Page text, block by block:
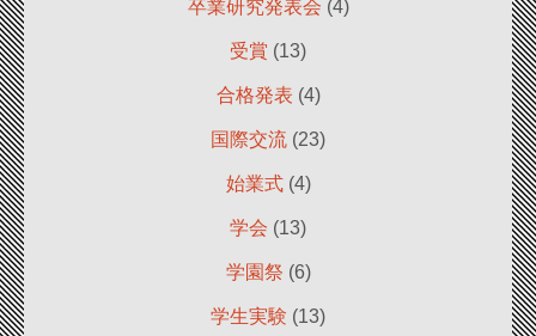
卒業研究発表会 (4)
受賞 (13)
合格発表 (4)
国際交流 (23)
始業式(4)
学会 (13)
学園祭 (6)
学生実験 (13)